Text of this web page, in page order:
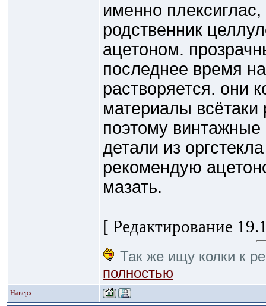
именно
родственник
ацетоном.
последнее время
растворяется. они
материалы всётаки
поэтому винтажные
детали из
рекомендую
мазать.
[ Редактирование
Так же ищу колки к
полностью
Наверх